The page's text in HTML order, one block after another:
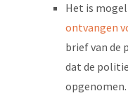
Het is
ontvangen
brief van de
dat de